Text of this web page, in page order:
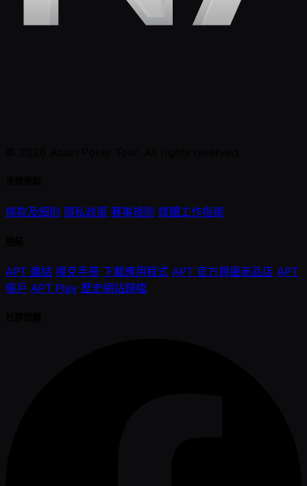
條款及細則 隱私政策 賽事規則 媒體工作指南
APT 連結 撲克手冊 下載應用程式 APT 官方周邊商品店 APT
帳戶 APT Play 歷史網站歸檔